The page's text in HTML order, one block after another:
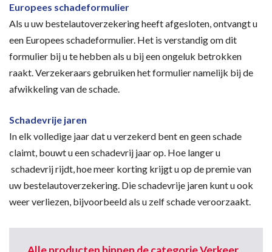
Europees schadeformulier
Als u uw bestelautoverzekering heeft afgesloten, ontvangt u
een Europees schadeformulier. Het is verstandig om dit
formulier bij u te hebben als u bij een ongeluk betrokken
raakt. Verzekeraars gebruiken het formulier namelijk bij de
afwikkeling van de schade.
Schadevrije jaren
In elk volledige jaar dat u verzekerd bent en geen schade
claimt, bouwt u een schadevrij jaar op. Hoe langer u
schadevrij rijdt, hoe meer korting krijgt u op de premie van
uw bestelautoverzekering. Die schadevrije jaren kunt u ook
weer verliezen, bijvoorbeeld als u zelf schade veroorzaakt.